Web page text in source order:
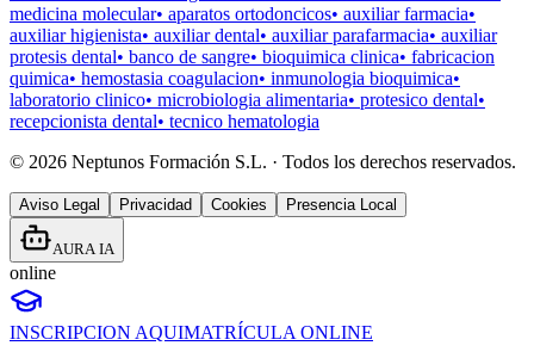
medicina molecular• aparatos ortodoncicos• auxiliar farmacia•
auxiliar higienista• auxiliar dental• auxiliar parafarmacia• auxiliar
protesis dental• banco de sangre• bioquimica clinica• fabricacion
quimica• hemostasia coagulacion• inmunologia bioquimica•
laboratorio clinico• microbiologia alimentaria• protesico dental•
recepcionista dental• tecnico hematologia
© 2026 Neptunos Formación S.L. · Todos los derechos reservados.
Aviso Legal Privacidad Cookies Presencia Local
AURA IA
online
INSCRIPCION AQUIMATRÍCULA ONLINE